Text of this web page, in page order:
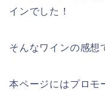
インでした！
そんなワインの感想
本ページにはプロモ